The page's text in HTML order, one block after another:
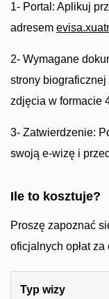
1- Portal: Aplikuj
adresem
2- Wymagane
strony
zdjęcia w formacie
3- Zatwierdzenie:
swoją e-wizę i
Ile to kosztuje?
Proszę zapoznać
oficjalnych opłat za
Typ wizy